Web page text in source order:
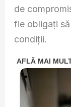
de
fie obligați
condiții.